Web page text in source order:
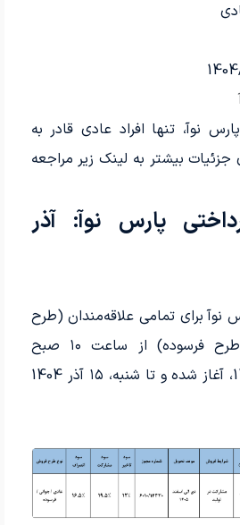
نوآ، تنها افراد عادی قادر به
بیشتر به لینک زیر مراجعه
پارس نوآ: آذر
برای تمامی علاقه‌مندان (طرح
عادی، طرح جوانی، طرح فرسوده) از ساعت ۱۰ صبح
چهارشنبه، ۱۲ آذر 1404، آغاز شده و تا شنبه، ۱۵ آذر 1404